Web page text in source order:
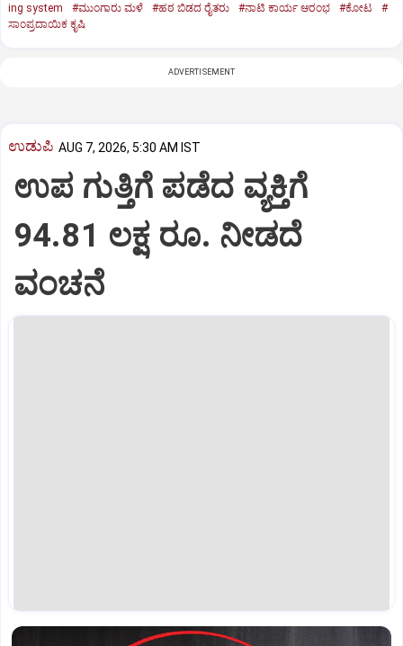
ing system
#ಮುಂಗಾರು ಮಳೆ #ಹಠ ಬಿಡದ ರೈತರು #ನಾಟಿ ಕಾರ್ಯ ಆರಂಭ #ಕೋಟ
#
ಸಾಂಪ್ರದಾಯಿಕ ಕೃಷಿ
ADVERTISEMENT
ಉಡುಪಿ AUG 7, 2026, 5:30 AM IST
ಉಪ ಗುತ್ತಿಗೆ ಪಡೆದ ವ್ಯಕ್ತಿಗೆ
94.81 ಲಕ್ಷ ರೂ. ನೀಡದೆ
ವಂಚನೆ